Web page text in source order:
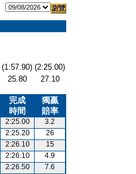
(1:57.90) (2:25.00)
25.80 27.10
完成
時間
獨贏
賠率
2:25.00
3.2
2:25.20
26
2:26.10
15
2:26.10
4.9
2:26.50
7.6